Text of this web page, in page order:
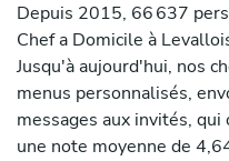
Depuis 2015, 66 637
Chef a Domicile à
Jusqu'à aujourd'hui, nos
menus personnalisés,
messages aux invités,
une note moyenne de